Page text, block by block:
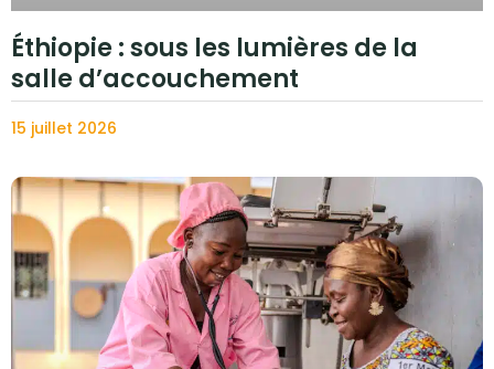
Éthiopie : sous les lumières de la
salle d’accouchement
15 juillet 2026